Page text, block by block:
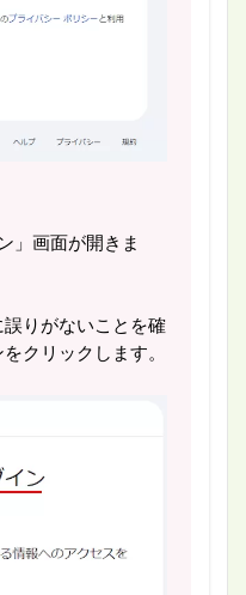
」画面が開きま
りがないことを確
クリックします。